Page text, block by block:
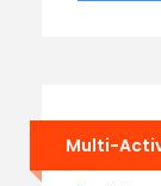
Multi-
Multi-